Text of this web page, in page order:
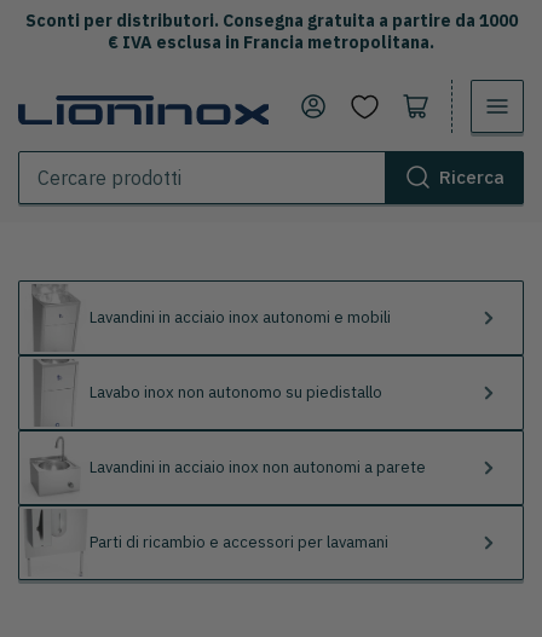
Sconti per distributori. Consegna gratuita a partire da 1000
€ IVA esclusa in Francia metropolitana.
Cercare
Ricerca
Accedi Apri il carrello
Lavandini in acciaio inox autonomi e mobili
Lavabo inox non autonomo su piedistallo
Lavandini in acciaio inox non autonomi a parete
Parti di ricambio e accessori per lavamani